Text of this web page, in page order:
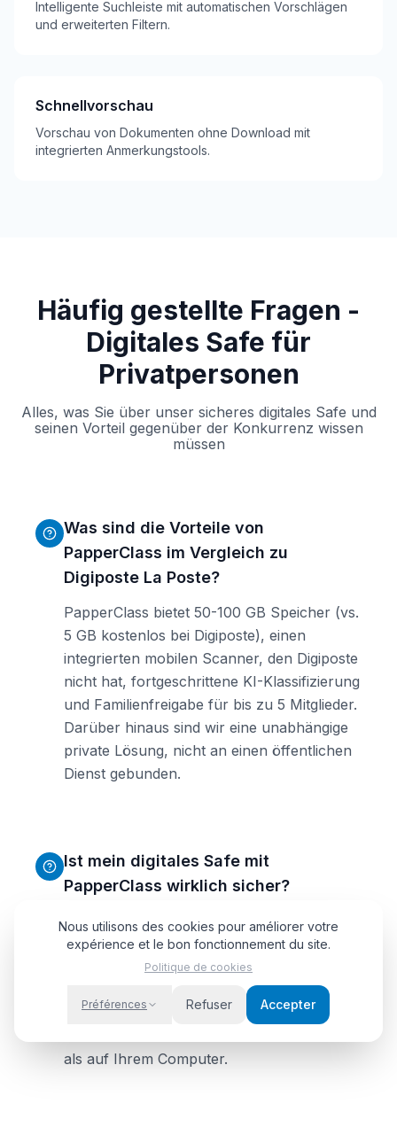
Intelligente Suchleiste mit automatischen Vorschlägen
und erweiterten Filtern.
Schnellvorschau
Vorschau von Dokumenten ohne Download mit
integrierten Anmerkungstools.
Häufig gestellte Fragen -
Digitales Safe für
Privatpersonen
Alles, was Sie über unser sicheres digitales Safe und
seinen Vorteil gegenüber der Konkurrenz wissen
müssen
Was sind die Vorteile von
PapperClass im Vergleich zu
Digiposte La Poste?
PapperClass bietet 50-100 GB Speicher (vs.
5 GB kostenlos bei Digiposte), einen
integrierten mobilen Scanner, den Digiposte
nicht hat, fortgeschrittene KI-Klassifizierung
und Familienfreigabe für bis zu 5 Mitglieder.
Darüber hinaus sind wir eine unabhängige
private Lösung, nicht an einen öffentlichen
Dienst gebunden.
Ist mein digitales Safe mit
PapperClass wirklich sicher?
Absolut. Wir verwenden AES-256-
Verschlüsselung (gleicher Standard wie
Banken), exklusives Hosting in Frankreich
mit HDS-Zertifizierung, 2FA-
Authentifizierung und jährliche externe
als auf Ihrem Computer.
Nous utilisons des cookies pour améliorer votre
expérience et le bon fonctionnement du site.
Politique de cookies
Préférences Refuser Accepter